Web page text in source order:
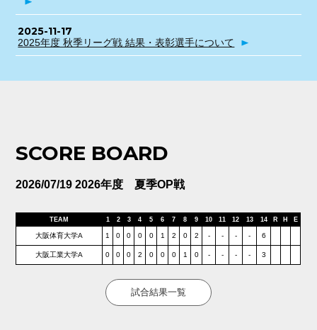
2025-11-17
2025年度 秋季リーグ戦 結果・表彰選手について
SCORE BOARD
2026/07/19 2026年度 夏季OP戦
TEAM 1 2 3 4 5 6 7 8 9 10 11 12 13 14 R H E
大阪体育大学A 1 0 0 0 0 1 2 0 2 - - - - 6
大阪工業大学A 0 0 0 2 0 0 0 1 0 - - - - 3
試合結果一覧